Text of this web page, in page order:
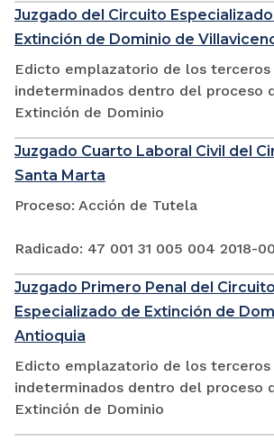
Juzgado del Circuito
Extinción de Dominio de
Edicto emplazatorio de los terceros
indeterminados dentro del proceso
Extinción de Dominio
Juzgado Cuarto Laboral Civil del
Santa Marta
Proceso: Acción de Tutela
Radicado: 47 001 31 005 004 2018-
Juzgado Primero Penal del Circuito
Especializado de Extinción de
Antioquia
Edicto emplazatorio de los terceros
indeterminados dentro del proceso
Extinción de Dominio